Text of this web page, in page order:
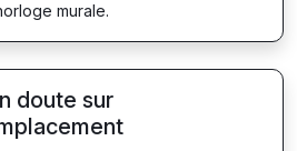
murale.
doute sur